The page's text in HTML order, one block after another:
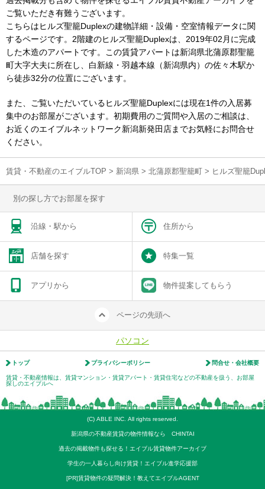
ご覧いただき有難うございます。
こちらはヒルズ聖籠Duplexの建物詳細・設備・空室情報データに関
するページです。2階建のヒルズ聖籠Duplexは、2019年02月に完成
した木造のアパートです。この賃貸アパートは新潟県北蒲原郡聖籠
町大字大夫に所在し、白新線・羽越本線（新潟県内）の佐々木駅か
ら徒歩32分の位置にございます。
また、ご覧いただいているヒルズ聖籠Duplexには現在1件の入居募
集中のお部屋がございます。初期費用のご質問や入居のご相談は、
お近くのエイブルネットワーク新潟新発田店までお気軽にお問合せ
ください。
賃貸・不動産のエイブルTOP > 新潟県 > 北蒲原郡聖籠町 > ヒルズ聖籠
別の探し方でお部屋を探す
沿線・駅から 住所から
店舗を探す 特集一覧
アプリから 物件提案してもらう
ページの先頭へ
パソコン
トップ プライバシーポリシー 問合せ・会社概要
賃貸・不動産情報は、賃貸マンション・賃貸アパート・賃貸住宅などの不動産を扱う、お部屋
探しのエイブルへ
(C) ABLE INC. All rights reserved.
新潟県の不動産賃貸の物件情報なら CHINTAI
過去の掲載物件も探せる！エイブル賃貸物件アーカイブ
学生の一人暮らし向け賃貸！エイブル進学応援部
[PR]賃貸物件の疑問解決！教えてエイブルAGENT